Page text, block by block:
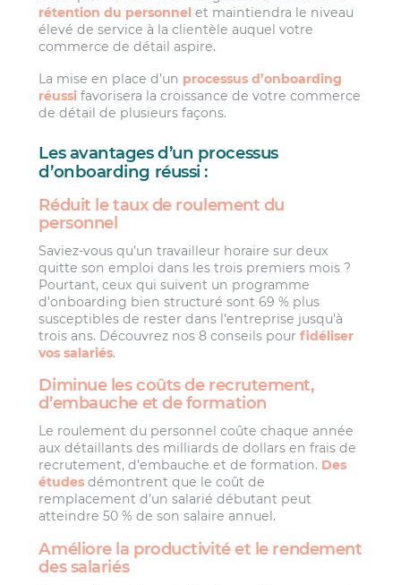
rétention du personnel et maintiendra le niveau
élevé de service à la clientèle auquel votre
commerce de détail aspire.
La mise en place d’un processus d’onboarding
réussi favorisera la croissance de votre commerce
de détail de plusieurs façons.
Les avantages d’un processus
d’onboarding réussi :
Réduit le taux de roulement du
personnel
Saviez-vous qu’un travailleur horaire sur deux
quitte son emploi dans les trois premiers mois ?
Pourtant, ceux qui suivent un programme
d’onboarding bien structuré sont 69 % plus
susceptibles de rester dans l’entreprise jusqu’à
trois ans. Découvrez nos 8 conseils pourfidéliser
vos salariés.
Diminue les coûts de recrutement,
d’embauche et de formation
Le roulement du personnel coûte chaque année
aux détaillants des milliards de dollars en frais de
recrutement, d’embauche et de formation. Des
études démontrent que le coût de
remplacement d’un salarié débutant peut
atteindre 50 % de son salaire annuel.
Améliore la productivité et le rendement
des salariés